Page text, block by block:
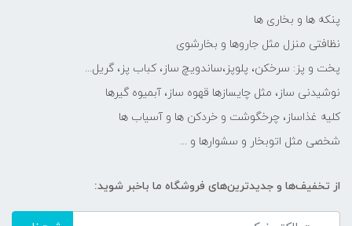
پنکه ها و بخاری ها
نظافتی منزل مثل جاروها و بخارشوی
پخت و پز: سرخکن، پلوپز،ساندویچ ساز، کباب پز، گریل...
نوشیدنی ساز، مثل چایسازها قهوه ساز، آبمیوه گیرها
کلیه غذاساز، چرخگوشت و خردکن ها و آسیاب ها
شخصی مثل اتوبخار و سشوارها و ...
از تخفیف‌ها و جدیدترین‌های فروشگاه ما باخبر شوید: